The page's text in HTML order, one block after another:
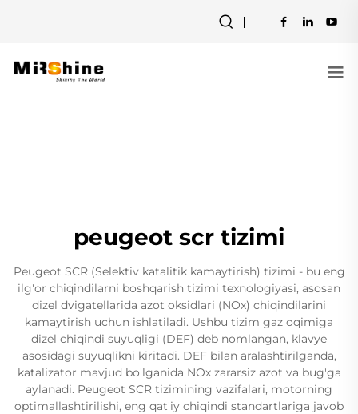
peugeot scr tizimi
Peugeot SCR (Selektiv katalitik kamaytirish) tizimi - bu eng
ilg'or chiqindilarni boshqarish tizimi texnologiyasi, asosan
dizel dvigatellarida azot oksidlari (NOx) chiqindilarini
kamaytirish uchun ishlatiladi. Ushbu tizim gaz oqimiga
dizel chiqindi suyuqligi (DEF) deb nomlangan, klavye
asosidagi suyuqlikni kiritadi. DEF bilan aralashtirilganda,
katalizator mavjud bo'lganida NOx zararsiz azot va bug'ga
aylanadi. Peugeot SCR tizimining vazifalari, motorning
optimallashtirilishi, eng qat'iy chiqindi standartlariga javob